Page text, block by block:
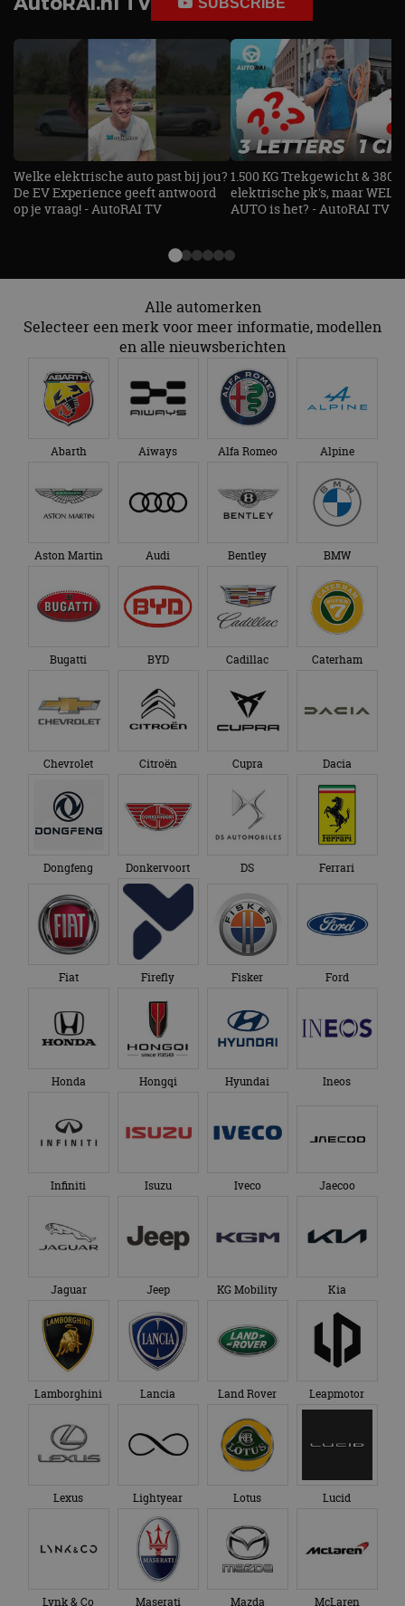
SUBSCRIBE
Welke elektrische auto past bij jou?
De EV Experience geeft antwoord
op je vraag! - AutoRAI TV
1.500 KG Trekgewicht & 380
elektrische pk's, maar
AUTO is het? - AutoRAI TV
Alle automerken
Selecteer een merk voor meer informatie, modellen
en alle nieuwsberichten
Abarth Aiways Alfa Romeo Alpine
Aston Martin Audi Bentley BMW
Bugatti BYD Cadillac Caterham
Chevrolet Citroën Cupra Dacia
Dongfeng Donkervoort DS Ferrari
Fiat Firefly Fisker Ford
Honda Hongqi Hyundai Ineos
Infiniti Isuzu Iveco Jaecoo
Jaguar Jeep KG Mobility Kia
Lamborghini Lancia Land Rover Leapmotor
Lexus Lightyear Lotus Lucid
Lynk & Co Maserati Mazda McLaren